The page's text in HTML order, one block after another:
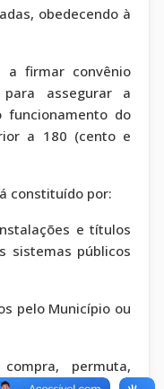
obedecendo à
a firmar convênio
para assegurar a
funcionamento do
a 180 (cento e
constituído por:
e títulos
sistemas públicos
pelo Município ou
permuta,